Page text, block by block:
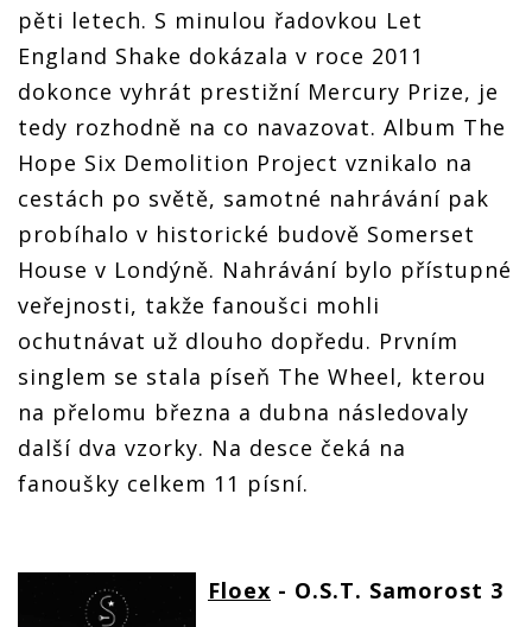
pěti letech. S minulou řadovkou Let
England Shake dokázala v roce 2011
dokonce vyhrát prestižní Mercury Prize, je
tedy rozhodně na co navazovat. Album The
Hope Six Demolition Project vznikalo na
cestách po světě, samotné nahrávání pak
probíhalo v historické budově Somerset
House v Londýně. Nahrávání bylo přístupné
veřejnosti, takže fanoušci mohli
ochutnávat už dlouho dopředu. Prvním
singlem se stala píseň The Wheel, kterou
na přelomu března a dubna následovaly
další dva vzorky. Na desce čeká na
fanoušky celkem 11 písní.
Floex - O.S.T. Samorost 3